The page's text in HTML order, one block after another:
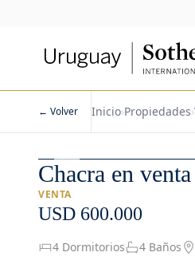
← Volver Inicio›Propiedades›
1/52
Chacra en
VENTA
USD 600.000
4 Dormitorios 4 Baños